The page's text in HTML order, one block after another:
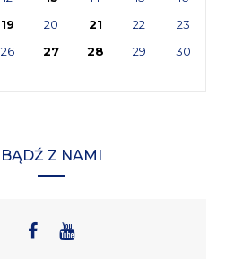
19 20 21 22
23
26 27 28 29
30
BĄDŹ Z NAMI